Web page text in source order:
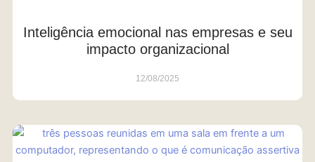
Inteligência emocional nas empresas e seu
impacto organizacional
12/08/2025